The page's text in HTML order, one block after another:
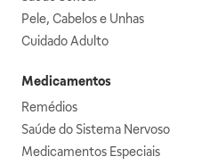
Pele, Cabelos e Unhas
Cuidado Adulto
Medicamentos
Remédios
Saúde do Sistema Nervoso
Medicamentos Especiais